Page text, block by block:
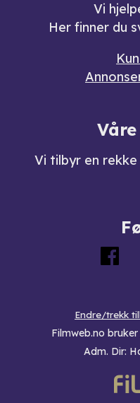
Vi
Her finner du
Vi tilbyr en rekke
Endre/trekk
Filmweb.no bruker
Adm. Dir: